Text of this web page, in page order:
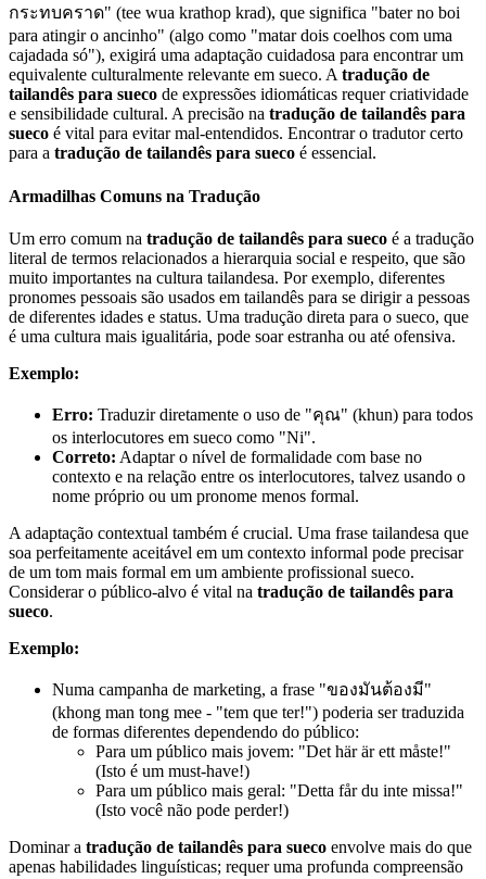
กระทบคราด" (tee wua krathop krad), que significa "bater no boi
para atingir o ancinho" (algo como "matar dois coelhos com uma
cajadada só"), exigirá uma adaptação cuidadosa para encontrar um
equivalente culturalmente relevante em sueco. A tradução de
tailandês para sueco de expressões idiomáticas requer criatividade
e sensibilidade cultural. A precisão na tradução de tailandês para
sueco é vital para evitar mal-entendidos. Encontrar o tradutor certo
para a tradução de tailandês para sueco é essencial.
Armadilhas Comuns na Tradução
Um erro comum na tradução de tailandês para sueco é a tradução
literal de termos relacionados a hierarquia social e respeito, que são
muito importantes na cultura tailandesa. Por exemplo, diferentes
pronomes pessoais são usados em tailandês para se dirigir a pessoas
de diferentes idades e status. Uma tradução direta para o sueco, que
é uma cultura mais igualitária, pode soar estranha ou até ofensiva.
Exemplo:
Erro: Traduzir diretamente o uso de "คุณ" (khun) para todos
os interlocutores em sueco como "Ni".
Correto: Adaptar o nível de formalidade com base no
contexto e na relação entre os interlocutores, talvez usando o
nome próprio ou um pronome menos formal.
A adaptação contextual também é crucial. Uma frase tailandesa que
soa perfeitamente aceitável em um contexto informal pode precisar
de um tom mais formal em um ambiente profissional sueco.
Considerar o público-alvo é vital na tradução de tailandês para
sueco.
Exemplo:
Numa campanha de marketing, a frase "ของมันต้องมี"
(khong man tong mee - "tem que ter!") poderia ser traduzida
de formas diferentes dependendo do público:
Para um público mais jovem: "Det här är ett måste!"
(Isto é um must-have!)
Para um público mais geral: "Detta får du inte missa!"
(Isto você não pode perder!)
Dominar a tradução de tailandês para sueco envolve mais do que
apenas habilidades linguísticas; requer uma profunda compreensão